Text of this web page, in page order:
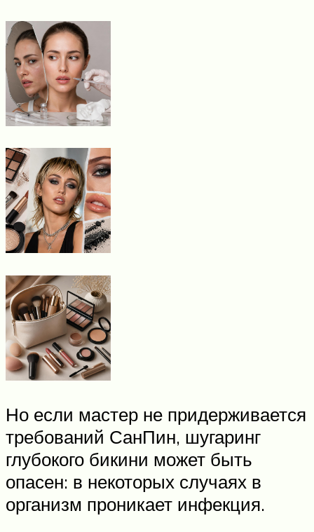
Но если мастер не придерживается
требований СанПин, шугаринг
глубокого бикини может быть
опасен: в некоторых случаях в
организм проникает инфекция.